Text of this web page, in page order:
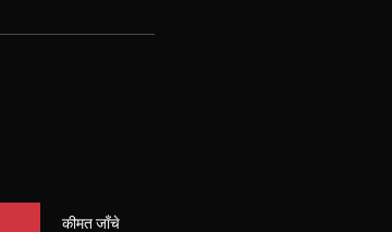
कीमत जाँचे